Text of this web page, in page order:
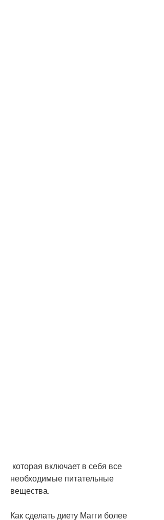
необходимые питательные
вещества.
Как сделать диету Магги более